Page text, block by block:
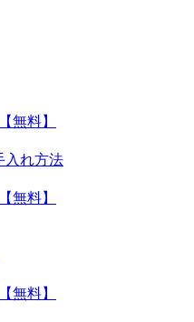
無料】
入れ方法
無料】
無料】